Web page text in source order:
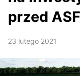
przed
23 lutego 2021